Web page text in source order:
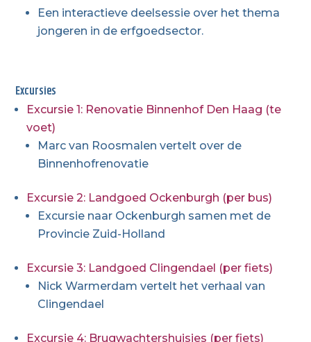
Een interactieve deelsessie over het thema
jongeren in de erfgoedsector.
Excursies
Excursie 1: Renovatie Binnenhof Den Haag (te
voet)
Marc van Roosmalen vertelt over de
Binnenhofrenovatie
Excursie 2: Landgoed Ockenburgh (per bus)
Excursie naar Ockenburgh samen met de
Provincie Zuid-Holland
Excursie 3: Landgoed Clingendael (per fiets)
Nick Warmerdam vertelt het verhaal van
Clingendael
Excursie 4: Brugwachtershuisjes (per fiets)